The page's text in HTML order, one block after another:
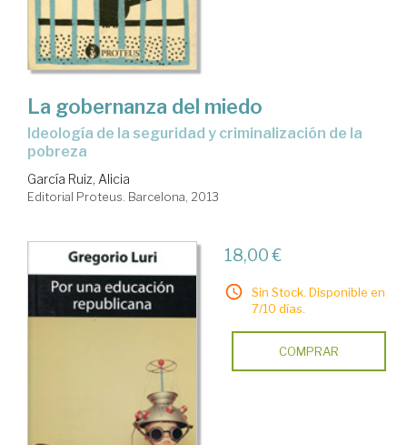
La gobernanza del miedo
ideología de la seguridad y criminalización de la
pobreza
García Ruiz, Alicia
Editorial Proteus. Barcelona, 2013
18,00 €
Sin Stock. Disponible en
7/10 días.
COMPRAR